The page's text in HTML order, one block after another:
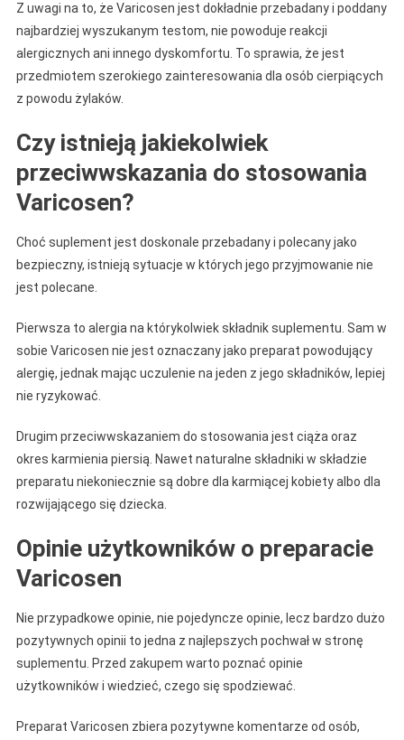
Z uwagi na to, że Varicosen jest dokładnie przebadany i poddany
najbardziej wyszukanym testom, nie powoduje reakcji
alergicznych ani innego dyskomfortu. To sprawia, że jest
przedmiotem szerokiego zainteresowania dla osób cierpiących
z powodu żylaków.
Czy istnieją jakiekolwiek
przeciwwskazania do stosowania
Varicosen?
Choć suplement jest doskonale przebadany i polecany jako
bezpieczny, istnieją sytuacje w których jego przyjmowanie nie
jest polecane.
Pierwsza to alergia na którykolwiek składnik suplementu. Sam w
sobie Varicosen nie jest oznaczany jako preparat powodujący
alergię, jednak mając uczulenie na jeden z jego składników, lepiej
nie ryzykować.
Drugim przeciwwskazaniem do stosowania jest ciąża oraz
okres karmienia piersią. Nawet naturalne składniki w składzie
preparatu niekoniecznie są dobre dla karmiącej kobiety albo dla
rozwijającego się dziecka.
Opinie użytkowników o preparacie
Varicosen
Nie przypadkowe opinie, nie pojedyncze opinie, lecz bardzo dużo
pozytywnych opinii to jedna z najlepszych pochwał w stronę
suplementu. Przed zakupem warto poznać opinie
użytkowników i wiedzieć, czego się spodziewać.
Preparat Varicosen zbiera pozytywne komentarze od osób,